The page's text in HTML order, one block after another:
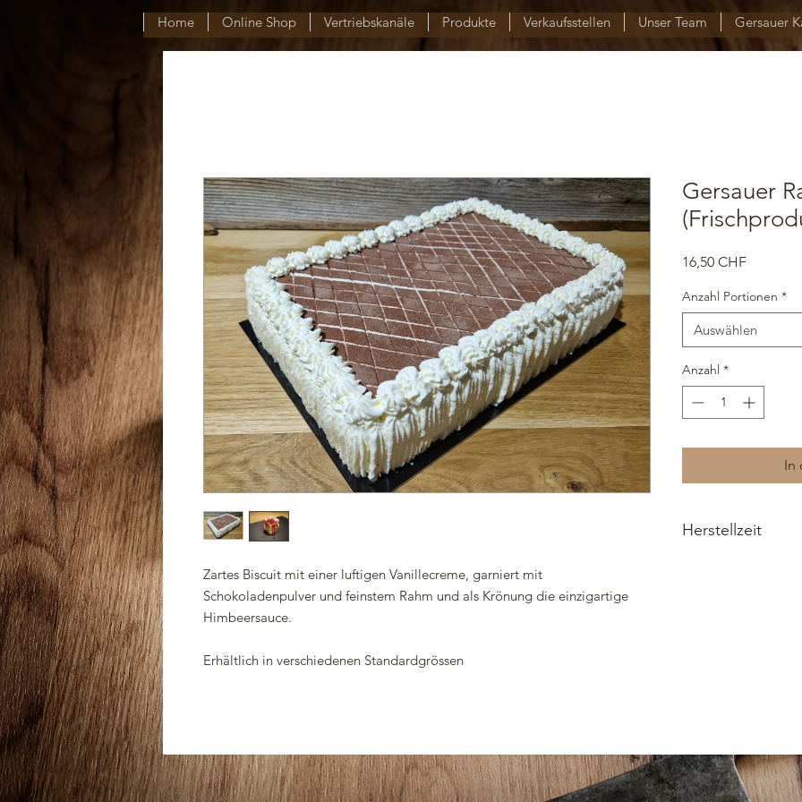
Home Online Shop Vertriebskanäle Produkte Verkaufsstellen Unser Team Gersauer
Zartes Biscuit mit einer luftigen Vanillecreme, garniert mit
Schokoladenpulver und feinstem Rahm und als Krönung die einzigartige
Himbeersauce.
Erhältlich in verschiedenen Standardgrössen
Gersauer
16,50 CHFPreis
Anzahl Portionen *
Auswählen
Anzahl *
In
Herstellzeit